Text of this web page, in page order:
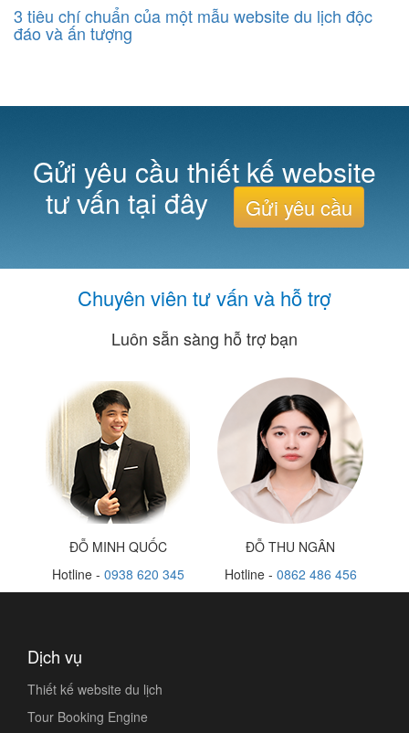
3 tiêu chí chuẩn của một mẫu website du lịch độc
đáo và ấn tượng
Gửi yêu cầu thiết kế website
tư vấn tại đây Gửi yêu cầu
Chuyên viên tư vấn và hỗ trợ
Luôn sẵn sàng hỗ trợ bạn
ĐỖ MINH QUỐC
Hotline - 0938 620 345
ĐỖ THU NGÂN
Hotline - 0862 486 456
Dịch vụ
Thiết kế website du lịch
Tour Booking Engine